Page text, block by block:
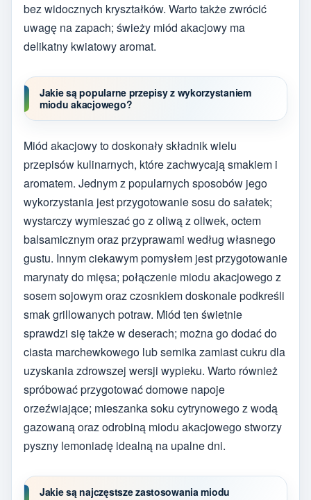
bez widocznych kryształków. Warto także zwrócić
uwagę na zapach; świeży miód akacjowy ma
delikatny kwiatowy aromat.
Jakie są popularne przepisy z wykorzystaniem
miodu akacjowego?
Miód akacjowy to doskonały składnik wielu
przepisów kulinarnych, które zachwycają smakiem i
aromatem. Jednym z popularnych sposobów jego
wykorzystania jest przygotowanie sosu do sałatek;
wystarczy wymieszać go z oliwą z oliwek, octem
balsamicznym oraz przyprawami według własnego
gustu. Innym ciekawym pomysłem jest przygotowanie
marynaty do mięsa; połączenie miodu akacjowego z
sosem sojowym oraz czosnkiem doskonale podkreśli
smak grillowanych potraw. Miód ten świetnie
sprawdzi się także w deserach; można go dodać do
ciasta marchewkowego lub sernika zamiast cukru dla
uzyskania zdrowszej wersji wypieku. Warto również
spróbować przygotować domowe napoje
orzeźwiające; mieszanka soku cytrynowego z wodą
gazowaną oraz odrobiną miodu akacjowego stworzy
pyszny lemoniadę idealną na upalne dni.
Jakie są najczęstsze zastosowania miodu